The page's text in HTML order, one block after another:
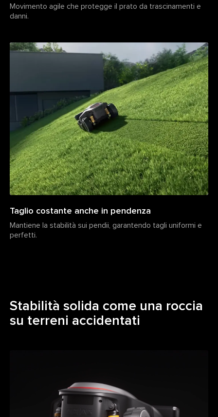
Movimento agile che protegge il prato da trascinamenti e
danni.
Taglio costante anche in pendenza
Mantiene la stabilità sui pendii, garantendo tagli uniformi e
perfetti.
Stabilità solida come una roccia
su terreni accidentati